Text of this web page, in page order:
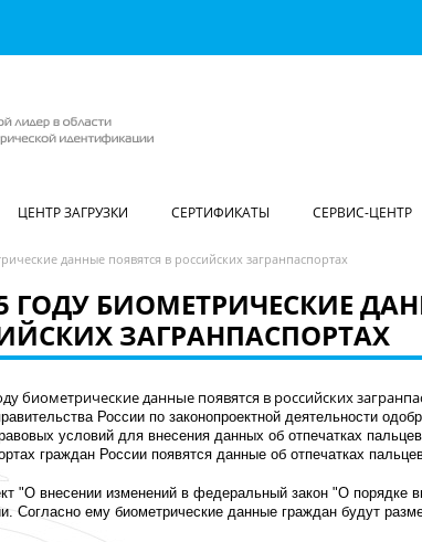
ЦЕНТР ЗАГРУЗКИ СЕРТИФИКАТЫ СЕРВИС-ЦЕНТР
данные появятся в российских загранпаспортах
ГОДУ БИОМЕТРИЧЕСКИЕ
ЗАГРАНПАСПОРТАХ
России по законопроектной деятельности
условий для внесения данных об отпечатках
граждан России появятся данные об отпечатках
"О внесении изменений в федеральный закон "О порядке
Согласно ему биометрические данные граждан будут